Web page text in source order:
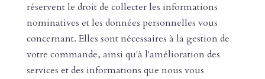
réservent le droit de collecter les informations
nominatives et les données personnelles vous
concernant. Elles sont nécessaires à la gestion de
votre commande, ainsi qu'à l'amélioration des
services et des informations que nous vous